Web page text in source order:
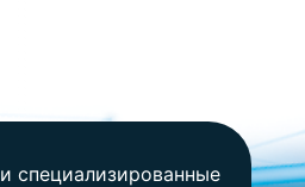
специализированные